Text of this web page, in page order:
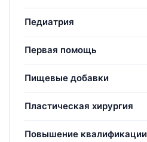
Педиатрия
Первая помощь
Пищевые добавки
Пластическая хирургия
Повышение квалификации